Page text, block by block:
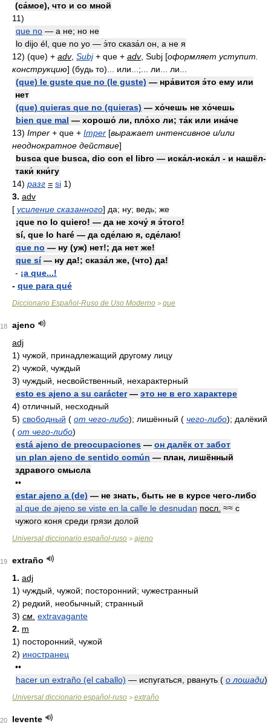
(са́мое), что и со мной
11)
que no — а не; но не
lo dijo él, que no yo — э́то сказа́л он, а не я
12) (que) + adv, Subj+ que + adv, Subj [оформляет уступит.
конструкцию] (будь то)... или...;... ли... ли...
(que) le guste que no (le guste) — нра́вится э́то ему или
нет
(que) quieras que no (quieras) — хо́чешь не хо́чешь
bien que mal — хорошо́ ли, пло́хо ли; та́к или ина́че
13) Imper + que + Imper [выражает интенсивное и/или
неоднократное действие]
busca que busca, dio con el libro — иска́л-иска́л - и нашёл-
таки́ кни́гу
14) разг = si 1)
3. adv
[ усиление сказанного] да; ну; ведь; же
¡que no lo quiero! — да не хочу́ я э́того!
sí, que lo haré — да сде́лаю я, сде́лаю!
que no — ну (уж) нет!; да нет же!
que sí— ну да!; сказа́л же, (что) да!
- ¡a que...!
- que para qué
Diccionario Español-Ruso de Uso Moderno > que
18
ajeno
adj
1) чужой, принадлежащий другому лицу
2) чужой, чуждый
3) чуждый, несвойственный, нехарактерный
esto es ajeno a su carácter— это не в его характере
4) отличный, несходный
5) свободный ( от чего-либо); лишённый ( чего-либо); далёкий
( от чего-либо)
está ajeno de preocupaciones — он далёк от забот
un plan ajeno de sentido común — план, лишённый
здравого смысла
••
estar ajeno a (de) — не знать, быть не в курсе чего-либо
al que de ajeno se viste en la calle le desnudan посл. ≈≈ с
чужого коня среди грязи долой
Universal diccionario español-ruso > ajeno
19
extraño
1. adj
1) чуждый, чужой; посторонний; чужестранный
2) редкий, необычный; странный
3) см. extravagante
2. m
1) посторонний, чужой
2) иностранец
••
hacer un extraño (el caballo) — испугаться, рвануть ( о лошади)
Universal diccionario español-ruso > extraño
20 levente